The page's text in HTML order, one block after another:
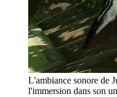
L'ambiance sonore de
l'immersion dans son